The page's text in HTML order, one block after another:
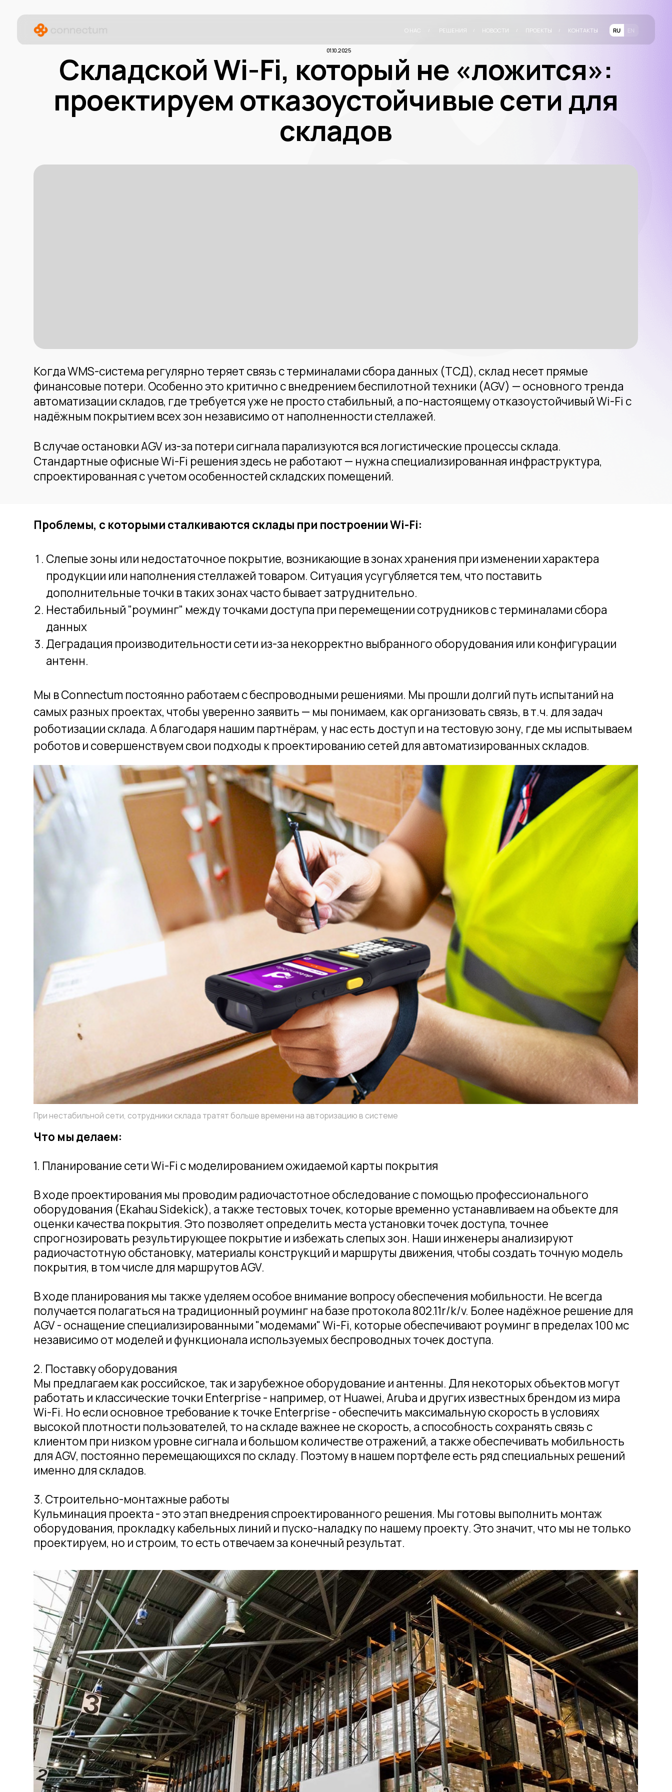
Складской Wi-Fi, который не «ложится»:
проектируем отказоустойчивые сети для
складов
01.10.2025
финансовые потери. Особенно это критично с внедрением беспилотной техники (AGV) — основного тренда
надёжным покрытием всех зон независимо от наполненности стеллажей.
В случае остановки AGV из-за потери сигнала парализуются вся логистические процессы склада.
Стандартные офисные Wi-Fi решения здесь не работают — нужна специализированная инфраструктура,
спроектированная с учетом особенностей складских помещений.
Примеры наших проектов:
Для заводов по производству напитковМултон Партнерсво Владивостоке, Новосибирске, Красноярске,
Что мы делаем:
1. Планирование сети Wi-Fi с моделированием ожидаемой карты покрытия
В ходе проектирования мы проводим радиочастотное обследование с помощью профессионального
оборудования (Ekahau Sidekick), а также тестовых точек, которые временно устанавливаем на объекте для
оценки качества покрытия. Это позволяет определить места установки точек доступа, точнее
спрогнозировать результирующее покрытие и избежать слепых зон. Наши инженеры анализируют
радиочастотную обстановку, материалы конструкций и маршруты движения, чтобы создать точную модель
покрытия, в том числе для маршрутов AGV.
получается полагаться на традиционный роуминг на базе протокола 802.11r/k/v. Более надёжное решение для
независимо от моделей и функционала используемых беспроводных точек доступа.
2. Поставку оборудования
Мы предлагаем как российское, так и зарубежное оборудование и антенны. Для некоторых объектов могут
работать и классические точки Enterprise - например, от Huawei, Aruba и других известных брендом из мира
Wi-Fi. Но если основное требование к точке Enterprise - обеспечить максимальную скорость в условиях
высокой плотности пользователей, то на складе важнее не скорость, а способность сохранять связь с
для AGV, постоянно перемещающихся по складу. Поэтому в нашем портфеле есть ряд специальных решений
именно для складов.
3. Строительно-монтажные работы
Кульминация проекта - это этап внедрения спроектированного решения. Мы готовы выполнить монтаж
оборудования, прокладку кабельных линий и пуско-наладку по нашему проекту. Это значит, что мы не только
проектируем, но и строим, то есть отвечаем за конечный результат.
При нестабильной сети, сотрудники склада тратят больше времени на авторизацию в системе
Проблемы, с которыми сталкиваются склады при построении Wi-Fi:
дополнительные точки в таких зонах часто бывает затруднительно.
данных
Деградация производительности сети из-за некорректно выбранного оборудования или конфигурации
антенн.
Мы в Connectum постоянно работаем с беспроводными решениями. Мы прошли долгий путь испытаний на
самых разных проектах, чтобы уверенно заявить — мы понимаем, как организовать связь, в т.ч. для задач
роботизации склада. А благодаря нашим партнёрам, у нас есть доступ и на тестовую зону, где мы испытываем
роботов и совершенствуем свои подходы к проектированию сетей для автоматизированных складов.